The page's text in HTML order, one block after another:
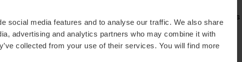
social media features and to analyse our traffic. We also share
advertising and analytics partners who may combine it with
collected from your use of their services. You will find more
Gran Forum (3first rooms)
m2:274
Audit:240
School: 150
Presentaciones
m2:104
Audit: 100
School:50